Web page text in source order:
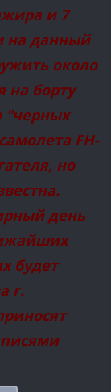
и 7
на данный
около
на борту
"черных
FH-
но
день
будет
г.